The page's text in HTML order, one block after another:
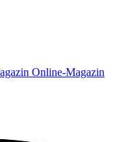
Online-Magazin